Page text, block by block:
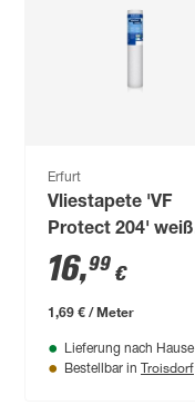
Erfurt
Vliestapete 'VF
Protect 204' weiß
0,53 x 10,05 m
16,99 €
1,69 € / Meter
Lieferung nach Hause
Bestellbar in Troisdorf